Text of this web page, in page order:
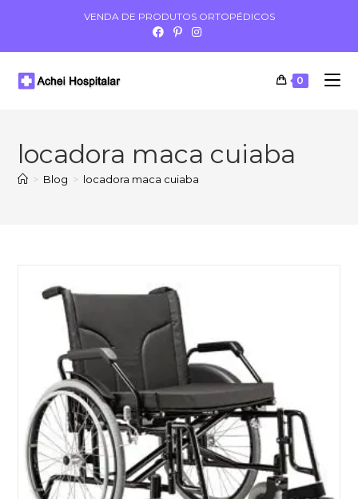
VENDA DE PRODUTOS ORTOPÉDICOS
0
locadora maca cuiaba
> Blog > locadora maca cuiaba